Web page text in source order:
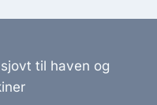
til haven og